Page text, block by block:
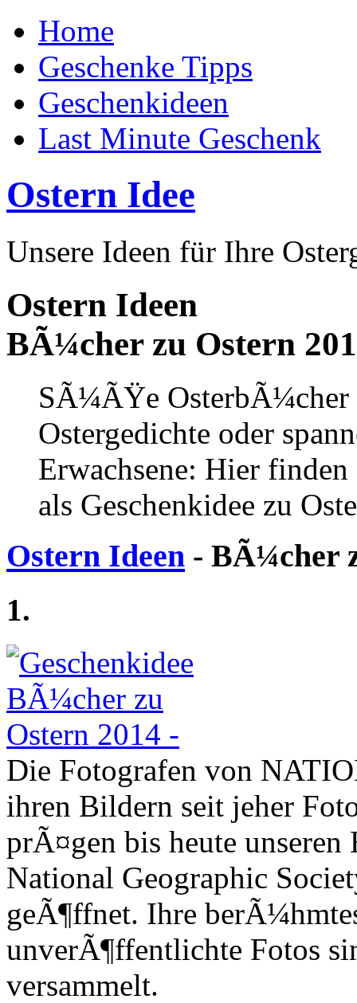
Home
Geschenke Tipps
Geschenkideen
Last Minute Geschenk
Ostern Idee
Unsere Ideen für Ihre
Ostern Ideen
BÃ¼cher zu Ostern
SÃ¼ÃŸe
Ostergedichte oder
Erwachsene: Hier
als Geschenkidee zu
Ostern Ideen - BÃ¼cher
1.
Die Fotografen von
ihren Bildern seit jeher
prÃ¤gen bis heute
National Geographic
geÃ¶ffnet. Ihre
unverÃ¶ffentlichte Fotos
versammelt.